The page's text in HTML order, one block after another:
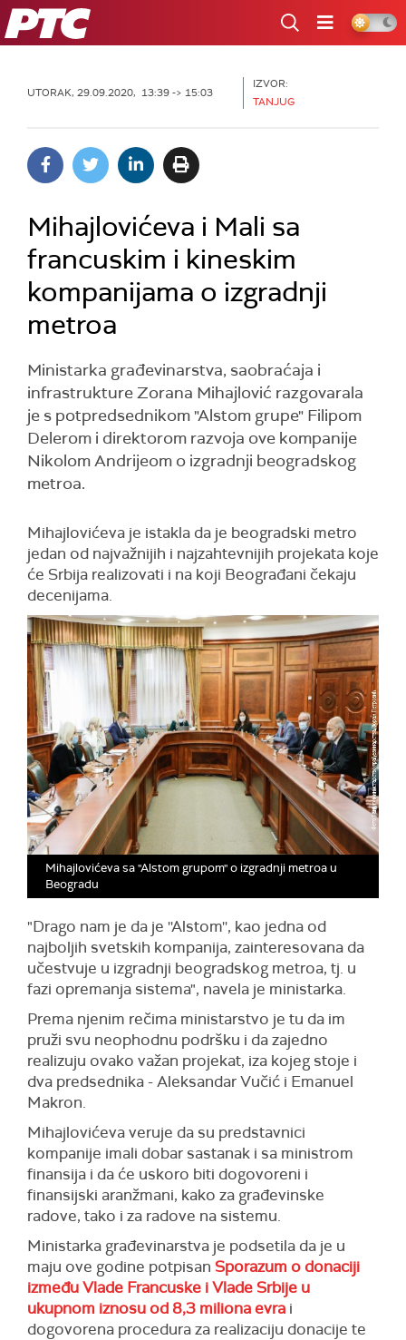
RTS
UTORAK, 29.09.2020, 13:39 -> 15:03
IZVOR:
TANJUG
Mihajlovićeva i Mali sa
francuskim i kineskim
kompanijama o izgradnji
metroa
Ministarka građevinarstva, saobraćaja i
infrastrukture Zorana Mihajlović razgovarala
je s potpredsednikom "Alstom grupe" Filipom
Delerom i direktorom razvoja ove kompanije
Nikolom Andrijeom o izgradnji beogradskog
metroa.
Mihajlovićeva je istakla da je beogradski metro
jedan od najvažnijih i najzahtevnijih projekata koje
će Srbija realizovati i na koji Beograđani čekaju
decenijama.
Mihajlovićeva sa "Alstom grupom" o izgradnji metroa u
Beogradu
"Drago nam je da je ''Alstom'', kao jedna od
najboljih svetskih kompanija, zainteresovana da
učestvuje u izgradnji beogradskog metroa, tj. u
fazi opremanja sistema", navela je ministarka.
Prema njenim rečima ministarstvo je tu da im
pruži svu neophodnu podršku i da zajedno
realizuju ovako važan projekat, iza kojeg stoje i
dva predsednika - Aleksandar Vučić i Emanuel
Makron.
Mihajlovićeva veruje da su predstavnici
kompanije imali dobar sastanak i sa ministrom
finansija i da će uskoro biti dogovoreni i
finansijski aranžmani, kako za građevinske
radove, tako i za radove na sistemu.
Ministarka građevinarstva je podsetila da je u
maju ove godine potpisan Sporazum o donaciji
između Vlade Francuske i Vlade Srbije u
ukupnom iznosu od 8,3 miliona evra i
dogovorena procedura za realizaciju donacije te